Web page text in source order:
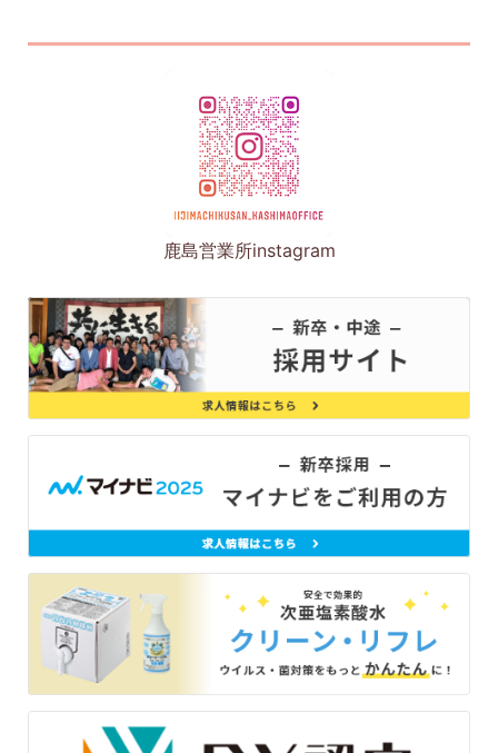
鹿島営業所instagram